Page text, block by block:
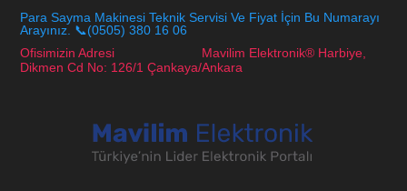
Para Sayma Makinesi Teknik Servisi Ve Fiyat İçin Bu Numarayı
Arayınız. 📞(0505) 380 16 06
Ofisimizin Adresi Mavilim Elektronik® Harbiye,
Dikmen Cd No: 126/1 Çankaya/Ankara